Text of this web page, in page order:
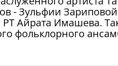
- Зульфии
Айрата Имашева.
фольклорного